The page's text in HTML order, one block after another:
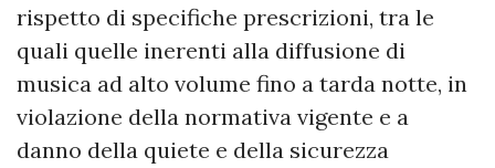
rispetto di specifiche prescrizioni, tra le
quali quelle inerenti alla diffusione di
musica ad alto volume fino a tarda notte, in
violazione della normativa vigente e a
danno della quiete e della sicurezza